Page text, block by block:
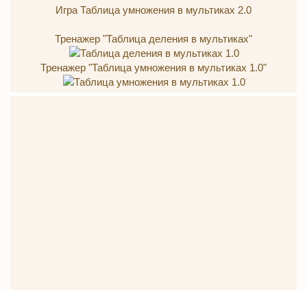
Игра Таблица умножения в мультиках 2.0
Тренажер "Таблица деления в мультиках"
Тренажер "Таблица умножения в мультиках 1.0"